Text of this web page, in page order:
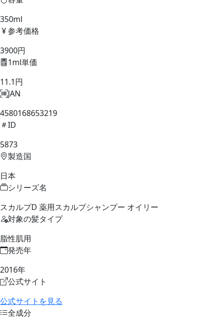
350ml
参考価格
3900円
1ml単価
11.1円
JAN
4580168653219
ID
5873
製造国
日本
シリーズ名
スカルプD 薬用スカルプシャンプー オイリー
対象の髪タイプ
脂性肌用
発売年
2016年
公式サイト
公式サイトを見る
全成分